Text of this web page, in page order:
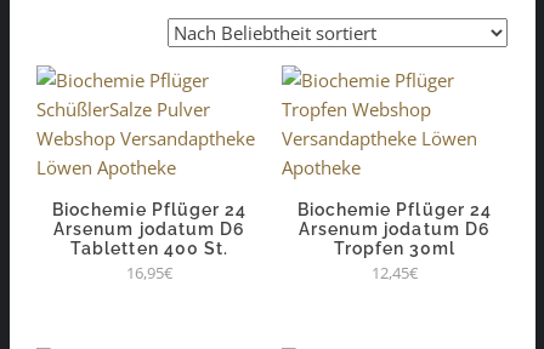
Biochemie Pflüger 24
Arsenum jodatum D6
Tabletten 400 St.
16,95€
Biochemie Pflüger 24
Arsenum jodatum D6
Tropfen 30ml
12,45€